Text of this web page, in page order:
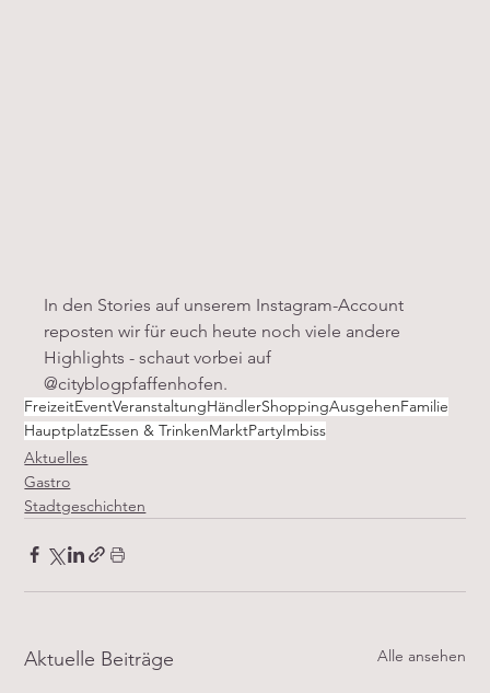
In den Stories auf unserem Instagram-Account
reposten wir für euch heute noch viele andere
Highlights - schaut vorbei auf
@cityblogpfaffenhofen.
FreizeitEventVeranstaltungHändlerShoppingAusgehenFamilie
HauptplatzEssen & TrinkenMarktPartyImbiss
Aktuelles
Gastro
Stadtgeschichten
Aktuelle Beiträge Alle ansehen